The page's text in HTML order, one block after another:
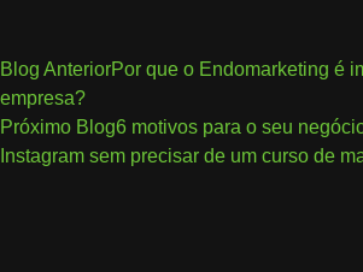
Blog AnteriorPor que o Endomarketing é
empresa?
Próximo Blog6 motivos para o seu
Instagram sem precisar de um curso de